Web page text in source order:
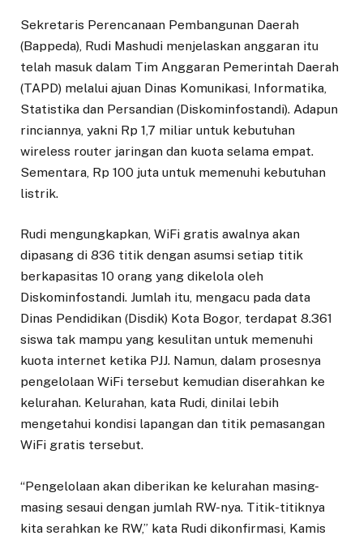
Sekretaris Perencanaan Pembangunan Daerah
(Bappeda), Rudi Mashudi menjelaskan anggaran itu
telah masuk dalam Tim Anggaran Pemerintah Daerah
(TAPD) melalui ajuan Dinas Komunikasi, Informatika,
Statistika dan Persandian (Diskominfostandi). Adapun
rinciannya, yakni Rp 1,7 miliar untuk kebutuhan
wireless router jaringan dan kuota selama empat.
Sementara, Rp 100 juta untuk memenuhi kebutuhan
listrik.
Rudi mengungkapkan, WiFi gratis awalnya akan
dipasang di 836 titik dengan asumsi setiap titik
berkapasitas 10 orang yang dikelola oleh
Diskominfostandi. Jumlah itu, mengacu pada data
Dinas Pendidikan (Disdik) Kota Bogor, terdapat 8.361
siswa tak mampu yang kesulitan untuk memenuhi
kuota internet ketika PJJ. Namun, dalam prosesnya
pengelolaan WiFi tersebut kemudian diserahkan ke
kelurahan. Kelurahan, kata Rudi, dinilai lebih
mengetahui kondisi lapangan dan titik pemasangan
WiFi gratis tersebut.
“Pengelolaan akan diberikan ke kelurahan masing-
masing sesaui dengan jumlah RW-nya. Titik-titiknya
kita serahkan ke RW,” kata Rudi dikonfirmasi, Kamis